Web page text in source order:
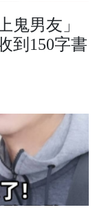
鬼男友」
到150字書